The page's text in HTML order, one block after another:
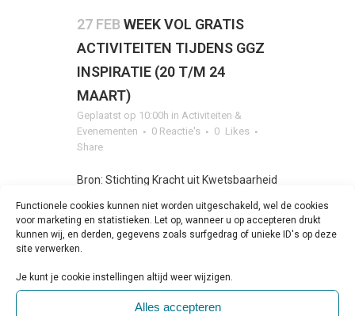
Functionele cookies kunnen niet worden uitgeschakeld, wel de cookies
voor marketing en statistieken. Let op, wanneer u op accepteren drukt
kunnen wij, en derden, gegevens zoals surfgedrag of unieke ID's op deze
site verwerken.
Je kunt je cookie instellingen altijd weer wijzigen.
Alles accepteren
27 FEB WEEK VOL GRATIS
ACTIVITEITEN TIJDENS GGZ
INSPIRATIE (20 T/M 24
MAART)
Geplaatst op 10:00h in Activiteiten &
Evenementen
0 Reactie's 0 Likes
Share
Bron: Stichting Kracht uit Kwetsbaarheid
Sinds deze editie is de voormalige Week
van de Psychiatrie in Zuid-Limburg
omgedoopt tot ‘GGz Inspiratie’, welke
LEES MEER